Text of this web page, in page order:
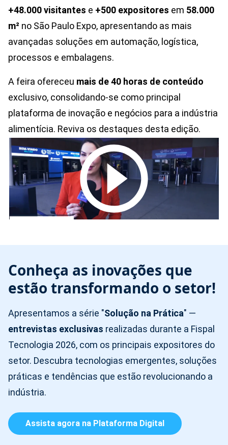
+48.000 visitantes e +500 expositores em 58.000
m² no São Paulo Expo, apresentando as mais
avançadas soluções em automação, logística,
processos e embalagens.
A feira ofereceu mais de 40 horas de conteúdo
exclusivo, consolidando-se como principal
plataforma de inovação e negócios para a indústria
alimentícia. Reviva os destaques desta edição.
Conheça as inovações que
estão transformando o setor!
Apresentamos a série "Solução na Prática" —
entrevistas exclusivas realizadas durante a Fispal
Tecnologia 2026, com os principais expositores do
setor. Descubra tecnologias emergentes, soluções
práticas e tendências que estão revolucionando a
indústria.
Assista agora na Plataforma Digital